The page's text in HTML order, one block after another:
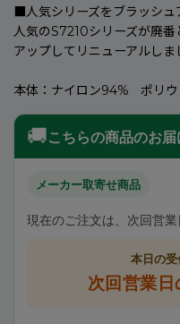
■人気シリーズをブラッシュ
人気のS7210シリーズが廃
アップしてリニューアルしま
本体：ナイロン94% ポリウ
🚚こちらの商品のお届
メーカー取寄せ商品
現在のご注文は、次回営業
本日の
次回営業